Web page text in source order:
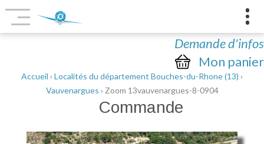
Demande d'infos
Mon panier
Accueil › Localités du département Bouches-du-Rhone (13) ›
Vauvenargues › Zoom 13vauvenargues-8-0904
Commande